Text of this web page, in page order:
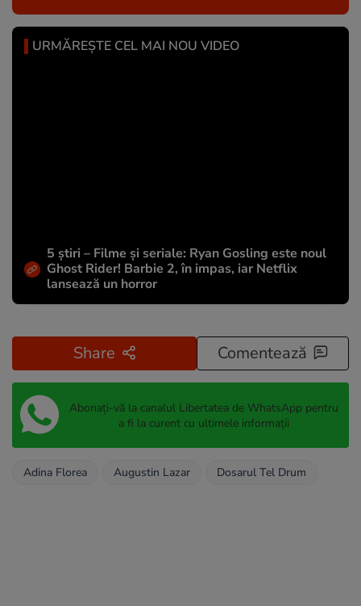
URMĂREȘTE CEL MAI NOU VIDEO
5 știri – Filme și seriale: Ryan Gosling este noul
Ghost Rider! Barbie 2, în impas, iar Netflix
lansează un horror
Share Comentează
Abonați-vă la canalul Libertatea de WhatsApp pentru
a fi la curent cu ultimele informații
Adina Florea Augustin Lazar Dosarul Tel Drum